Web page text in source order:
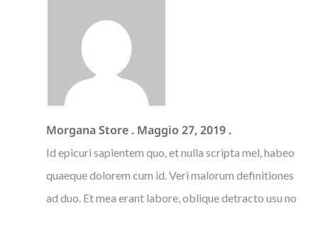
Morgana Store . Maggio 27, 2019 .
Id epicuri sapientem quo, et nulla scripta mel, habeo
quaeque dolorem cum id. Veri malorum definitiones
ad duo. Et mea erant labore, oblique detracto usu no